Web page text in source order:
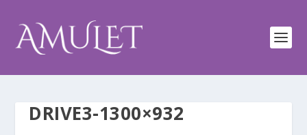
DRIVE3-1300×932